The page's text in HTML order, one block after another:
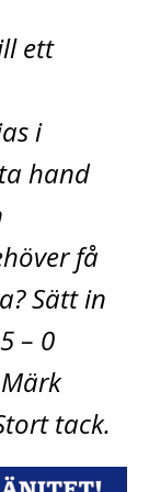
ett
i
hand
få
Sätt in
– 0
tack.